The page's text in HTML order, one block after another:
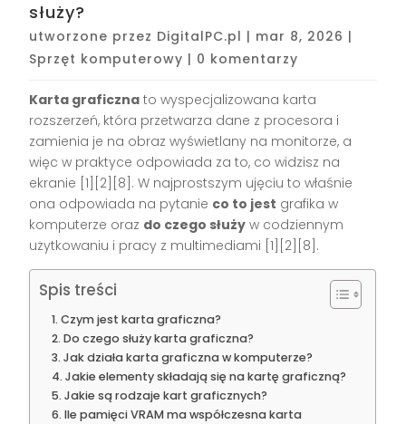
służy?
utworzone przez DigitalPC.pl | mar 8, 2026 |
Sprzęt komputerowy | 0 komentarzy
Karta graficzna to wyspecjalizowana karta
rozszerzeń, która przetwarza dane z procesora i
zamienia je na obraz wyświetlany na monitorze, a
więc w praktyce odpowiada za to, co widzisz na
ekranie [1][2][8]. W najprostszym ujęciu to właśnie
ona odpowiada na pytanie co to jest grafika w
komputerze oraz do czego służy w codziennym
użytkowaniu i pracy z multimediami [1][2][8].
Spis treści
Czym jest karta graficzna?
Do czego służy karta graficzna?
Jak działa karta graficzna w komputerze?
Jakie elementy składają się na kartę graficzną?
Jakie są rodzaje kart graficznych?
Ile pamięci VRAM ma współczesna karta